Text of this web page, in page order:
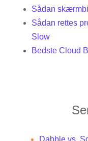
Sådan
Sådan rettes
Slow
Bedste Cloud
Dabble vs.